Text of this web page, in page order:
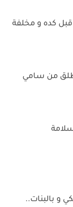
قبل كده و مخلفة
من سامي
و بالبنات..